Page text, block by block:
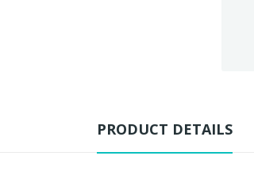
PRODUCT DETAILS